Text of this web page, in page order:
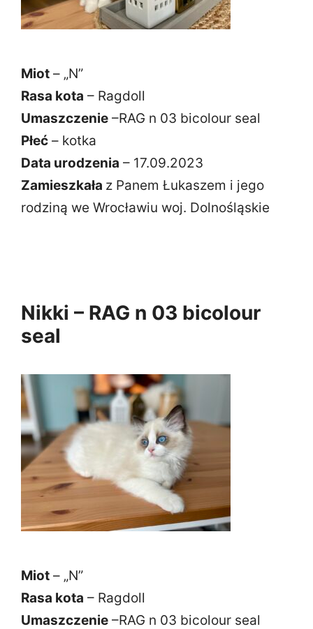
Miot – „N”
Rasa kota – Ragdoll
Umaszczenie –RAG n 03 bicolour seal
Płeć – kotka
Data urodzenia – 17.09.2023
Zamieszkała z Panem Łukaszem i jego
rodziną we Wrocławiu woj. Dolnośląskie
Nikki – RAG n 03 bicolour
seal
Miot – „N”
Rasa kota – Ragdoll
Umaszczenie –RAG n 03 bicolour seal